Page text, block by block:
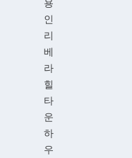
인
리
베
라
힐
타
운
하
우